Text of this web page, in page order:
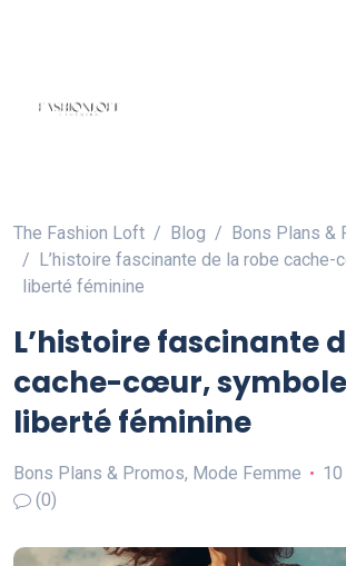
The Fashion Loft Blog
Bons Plans &
L’histoire fascinante de la robe
liberté féminine
L’histoire fascinante
cache-cœur,
liberté féminine
Bons Plans & Promos, Mode Femme
(0)